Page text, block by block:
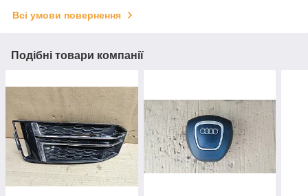
Всі умови повернення
Подібні товари компанії